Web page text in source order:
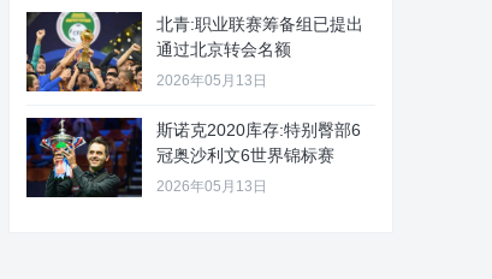
北青:职业联赛筹备组已提出
通过北京转会名额
2026年05月13日
斯诺克2020库存:特别臀部6
冠奥沙利文6世界锦标赛
2026年05月13日